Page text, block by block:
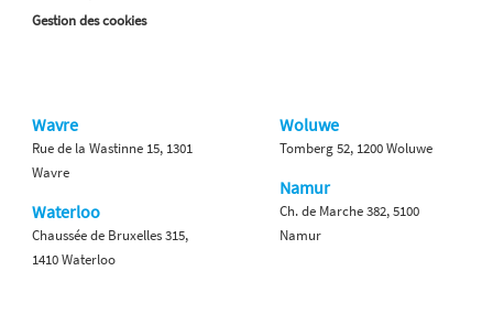
Gestion des cookies
Wavre
Rue de la Wastinne 15, 1301
Wavre
Waterloo
Chaussée de Bruxelles 315,
1410 Waterloo
Woluwe
Tomberg 52, 1200 Woluwe
Namur
Ch. de Marche 382, 5100
Namur